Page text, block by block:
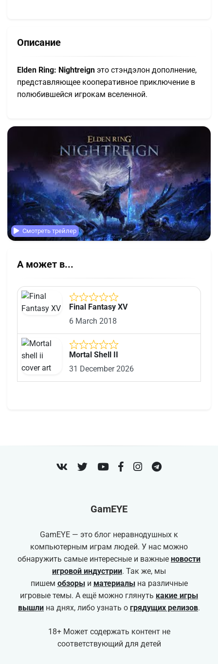
Описание
Elden Ring: Nightreign это стэндэлон дополнение,
представляющее кооперативное приключение в
полюбившейся игрокам вселенной.
Смотреть трейлер
А может в...
Final Fantasy XV
6 March 2018
Mortal Shell II
31 December 2026
GamEYE
GamEYE — это блог неравнодушных к
компьютерным играм людей. У нас можно
обнаружить самые интересные и важные новости
игровой индустрии. Так же, мы
пишем обзорыи материалына различные
игровые темы. А ещё можно глянуть какие игры
вышли на днях, либо узнать о грядущих релизов.
18+ Может содержать контент не
соответствующий для детей